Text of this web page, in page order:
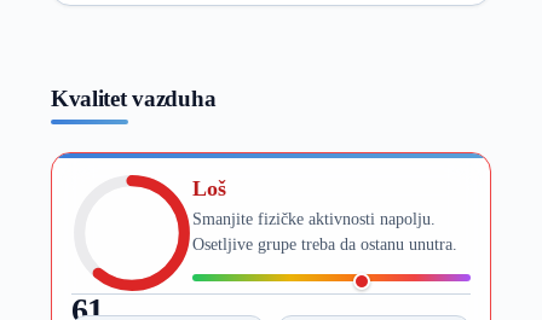
Kvalitet vazduha
61
Loš
Smanjite fizičke aktivnosti napolju.
Osetljive grupe treba da ostanu unutra.